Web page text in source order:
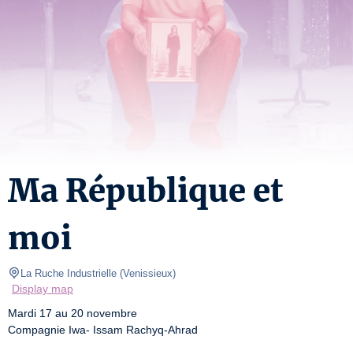
Ma République et
moi
La Ruche Industrielle (Venissieux)
Display map
Mardi 17 au 20 novembre
Compagnie Iwa- Issam Rachyq-Ahrad